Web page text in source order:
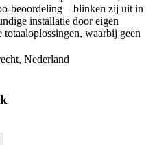
beoordeling—blinken zij uit in
installatie door eigen
waarbij geen
Nederland